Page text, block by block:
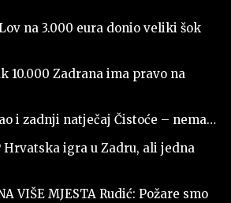
na 3.000 eura donio veliki šok
10.000 Zadrana ima pravo na
i zadnji natječaj Čistoće – nema…
Hrvatska igra u Zadru, ali jedna
VIŠE MJESTA Rudić: Požare smo